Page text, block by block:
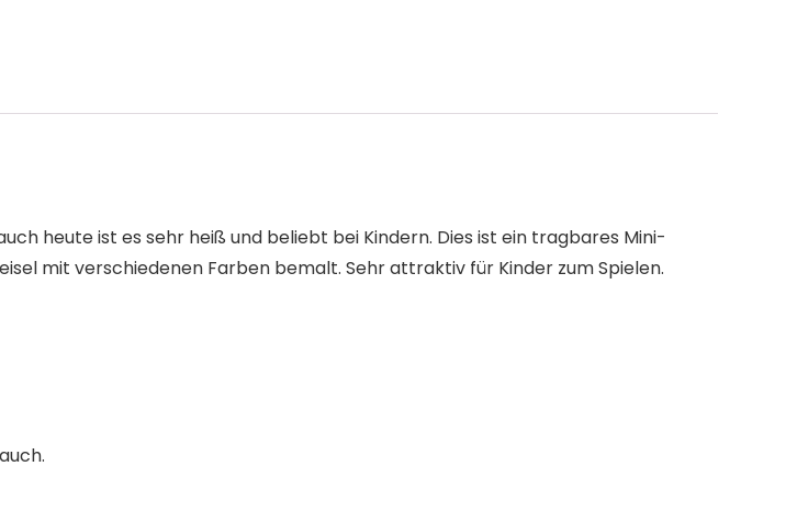
heute ist es sehr heiß und beliebt bei Kindern. Dies ist ein tragbares Mini-
mit verschiedenen Farben bemalt. Sehr attraktiv für Kinder zum Spielen.